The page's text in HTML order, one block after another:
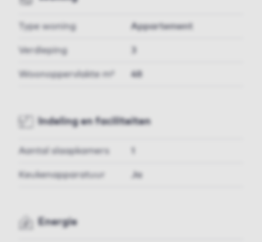
Type woning Appartement
Verdieping
Woonoppervlakte m² 48
Indeling en faciliteiten
Aantal slaapkamers
Keukenapparatuur Ja
Energie